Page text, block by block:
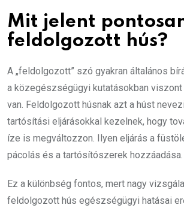
Mit jelent
feldolgozott hús?
A „feldolgozott” szó gyakran általános
a közegészségügyi kutatásokban
van. Feldolgozott húsnak azt a húst
tartósítási eljárásokkal kezelnek, hogy
íze is megváltozzon. Ilyen eljárás a
pácolás és a tartósítószerek hozzáadása.
Ez a különbség fontos, mert nagy
feldolgozott hús egészségügyi hatásai